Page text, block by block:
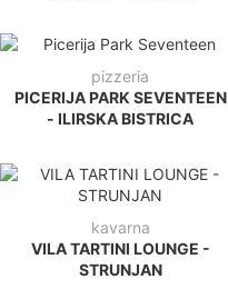
pizzeria
PICERIJA PARK SEVENTEEN
- ILIRSKA BISTRICA
kavarna
VILA TARTINI LOUNGE -
STRUNJAN